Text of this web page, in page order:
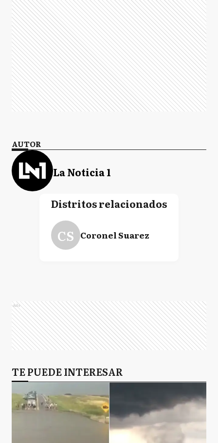
AUTOR
La Noticia 1
Distritos relacionados
CS Coronel Suarez
Ads
TE PUEDE INTERESAR